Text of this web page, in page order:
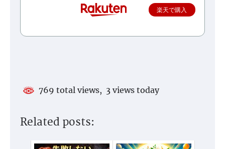
楽天で購入
769 total views, 3 views today
Related posts: